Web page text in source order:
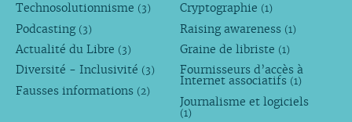
Technosolutionnisme (3)
Podcasting (3)
Actualité du Libre (3)
Diversité - Inclusivité (3)
Fausses informations (2)
Cryptographie (1)
Raising awareness (1)
Graine de libriste (1)
Fournisseurs d’accès à
Internet associatifs (1)
Journalisme et logiciels
(1)